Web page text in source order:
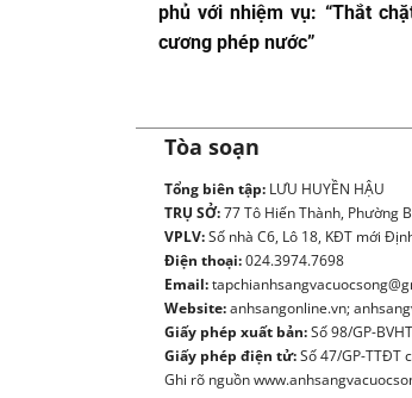
phủ với nhiệm vụ: “Thắt
cương phép nước”
Tòa soạn
Tổng biên tập: LƯU HUYỀN HẬU
TRỤ SỞ:77 Tô Hiến Thành, Phường
VPLV:Số nhà C6, Lô 18, KĐT mới
Điện thoại:024.3974.7698
Email:
Website:anhsangonline.vn;
Giấy phép xuất bản:Số 98/GP-
Giấy phép điện tử:Số 47/GP-TTĐT
Ghi rõ nguồn